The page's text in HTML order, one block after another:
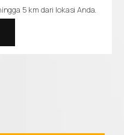
5 km dari lokasi Anda.